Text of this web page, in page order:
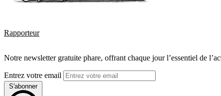
Rapporteur
Notre newsletter gratuite phare, offrant chaque jour l’essentiel de
Entrez votre email
S'abonner